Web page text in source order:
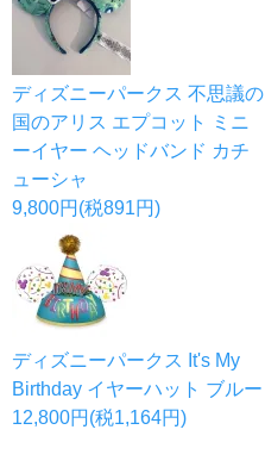
ディズニーパークス 不思議の
国のアリス エプコット ミニ
ーイヤー ヘッドバンド カチ
ューシャ
9,800円(税891円)
ディズニーパークス It's My
Birthday イヤーハット ブルー
12,800円(税1,164円)